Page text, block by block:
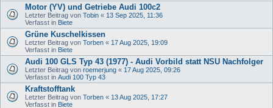
Motor (YV) und Getriebe Audi 100c2
Letzter Beitrag von Tobin « 13 Sep 2025, 11:36
Verfasst in Biete
Grüne Kuschelkissen
Letzter Beitrag von Torben « 17 Aug 2025, 19:09
Verfasst in Biete
Audi 100 GLS Typ 43 (1977) - Audi Vorbild statt NSU Nachfolger
Letzter Beitrag von roemerjung « 17 Aug 2025, 09:26
Verfasst in Audi 100 Typ 43
Kraftstofftank
Letzter Beitrag von Torben « 13 Aug 2025, 17:27
Verfasst in Biete